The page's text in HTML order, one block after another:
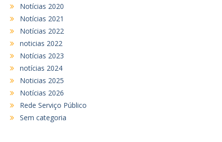
Notícias 2020
Notícias 2021
Notícias 2022
noticias 2022
Notícias 2023
notícias 2024
Noticias 2025
Notícias 2026
Rede Serviço Público
Sem categoria